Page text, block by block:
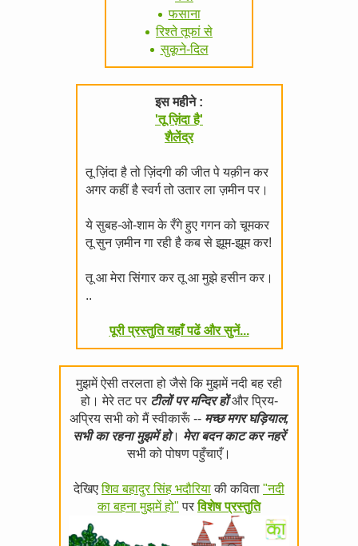
फसाना
रिश्ते तूफां से
सुकूने-दिल
इस महीने :
'तू ज़िंदा है'
शैलेंद्र
तू ज़िंदा है तो ज़िंदगी की जीत पे यक़ीन कर
अगर कहीं है स्वर्ग तो उतार ला ज़मीन पर।
ये सुबह-ओ-शाम के रँगे हुए गगन को चूमकर
तू सुन ज़मीन गा रही है कब से झूम-झूम कर!
तू आ मेरा सिंगार कर तू आ मुझे हसीन कर।
..
पूरी प्रस्तुति यहाँ पढें और सुनें...
मुझमें ऐसी तरलता हो जैसे कि मुझमें नदी बह रही
हो। मेरे तट पर टीलों पर मन्दिर होंऔर प्रिय-
अप्रिय सभी को मैं स्वीकारूँ -- मच्छ मगर घड़ियाल,
सभी का रहना मुझमें हो। मेरा बदन काट कर नहरें
सभी को पोषण पहुँचाएँ।
देखिएशिव बहादुर सिंह भदौरियाकी कविता "नदी
का बहना मुझमें हो" परविशेष प्रस्तुति